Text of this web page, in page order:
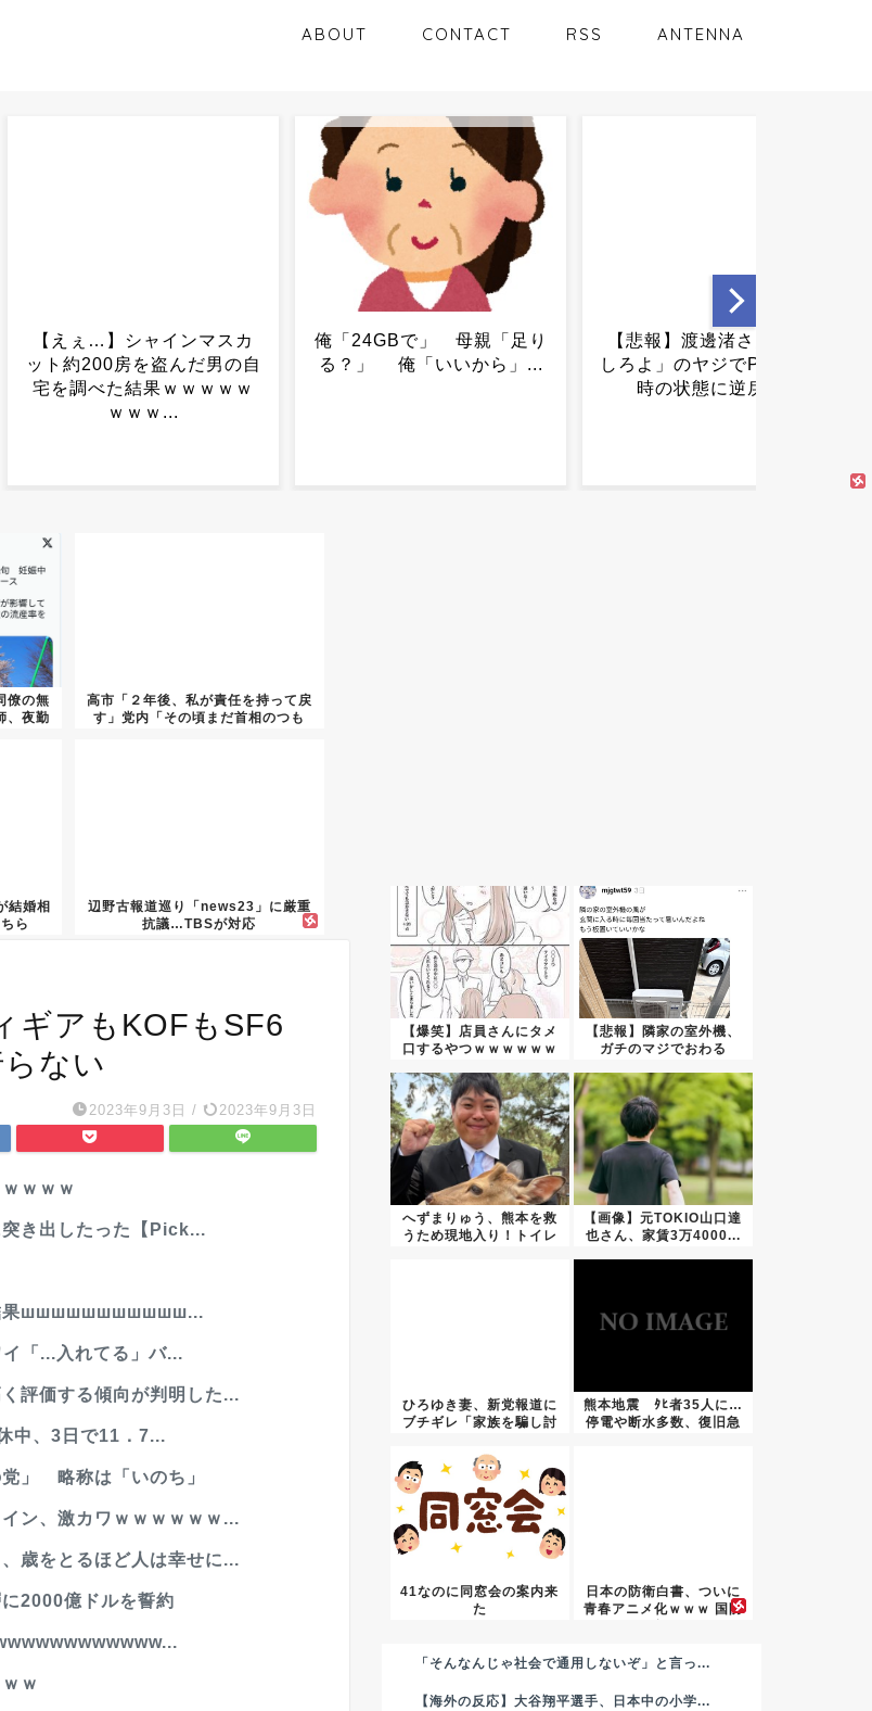
ABOUT CONTACT RSS ANTENNA
俺「24GBで」 母親「足り
る？」 俺「いいから」...
【悲報】渡邊渚さん「キス
しろよ」のヤジでPTSD発症
【素麺】「たぶん市販で1番
まずい」「企業努力をして
ください」の声まで…。34
僚の無
、夜勤
高市「２年後、私が責任を持って戻
す」党内「その頃まだ首相のつも
結婚相
ら
辺野古報道巡り「news23」に厳重
抗議…TBSが対応
ギアもKOFもSF6
ない
2023年9月3日 / 2023年9月3日
ｗｗｗ
き出したった【Pick...
結果шшшшшшшшшшш...
「...入れてる」バ...
評価する傾向が判明した...
中、3日で11．7...
党」 略称は「いのち」
ン、激カワｗｗｗｗｗｗ...
歳をとるほど人は幸せに...
2000億ドルを誓約
ｗ
【爆笑】店員さんにタメ
口するやつｗｗｗｗｗｗ
【悲報】隣家の室外機、
ガチのマジでおわる
へずまりゅう、熊本を救
うため現地入り！トイレ
【画像】元TOKIO山口達
也さん、家賃3万4000...
ひろゆき妻、新党報道に
ブチギレ「家族を騙し討
熊本地震 ﾀﾋ者35人に…
停電や断水多数、復旧急
41なのに同窓会の案内来
た
日本の防衛白書、ついに
青春アニメ化ｗｗｗ 国防
「そんなんじゃ社会で通用しないぞ」と言っ...
【海外の反応】大谷翔平選手、日本中の小学...